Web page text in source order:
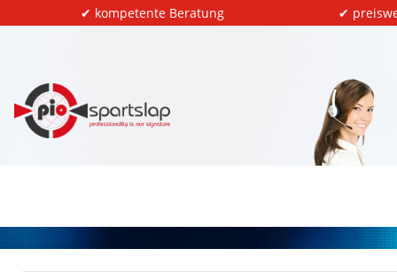
✔ kompetente Beratung ✔